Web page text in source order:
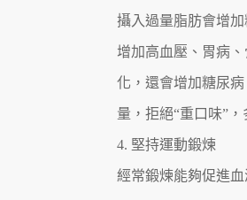
攝入過量脂肪會增
增加高血壓、胃病
化，還會增加糖尿
量，拒絕“重口味”，
4. 堅持運動鍛煉
經常鍛煉能夠促進